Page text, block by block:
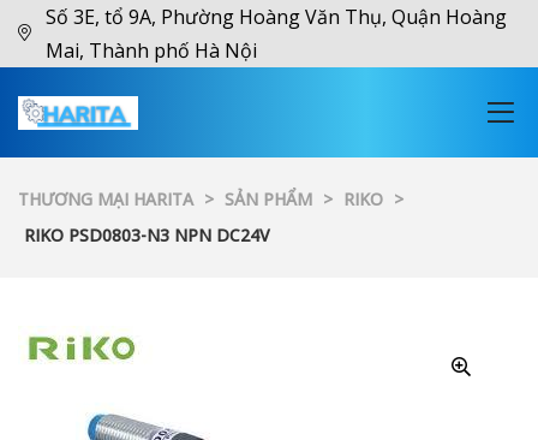
Số 3E, tổ 9A, Phường Hoàng Văn Thụ, Quận Hoàng
Mai, Thành phố Hà Nội
THƯƠNG MẠI HARITA > SẢN PHẨM > RIKO >
RIKO PSD0803-N3 NPN DC24V